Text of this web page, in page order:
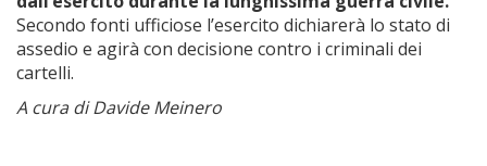
Secondo fonti ufficiose l’esercito dichiarerà lo stato di
assedio e agirà con decisione contro i criminali dei
cartelli.
A cura di Davide Meinero